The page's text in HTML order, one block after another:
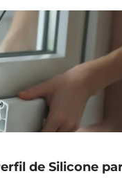
de Silicone